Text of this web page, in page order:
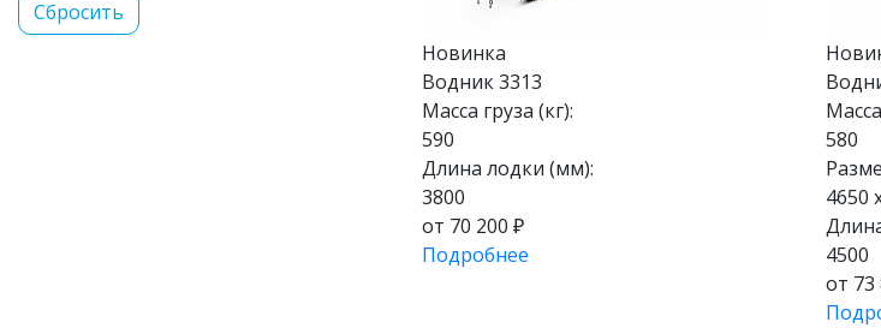
Новинка
Водник 3313
Масса груза (кг):
590
Длина лодки (мм):
3800
от 70 200 ₽
Подробнее
580
4650
4500
от 73